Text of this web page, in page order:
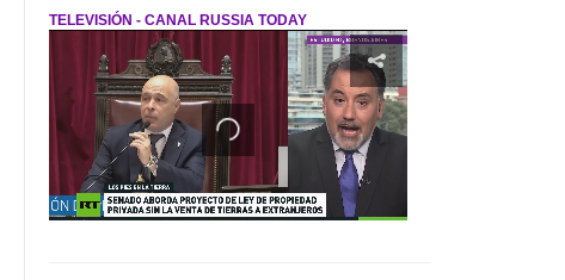
TELEVISIÓN - CANAL RUSSIA TODAY